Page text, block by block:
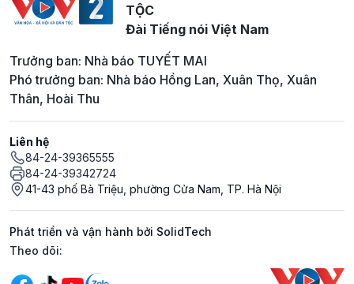
TỘC
Đài Tiếng nói Việt Nam
Trưởng ban: Nhà báo TUYẾT MAI
Phó trưởng ban: Nhà báo Hồng Lan, Xuân Thọ, Xuân
Thân, Hoài Thu
Liên hệ
84-24-39365555
84-24-39342724
41-43 phố Bà Triệu, phường Cửa Nam, TP. Hà Nội
Phát triển và vận hành bởi SolidTech
Mạng xã hội
Theo dõi: